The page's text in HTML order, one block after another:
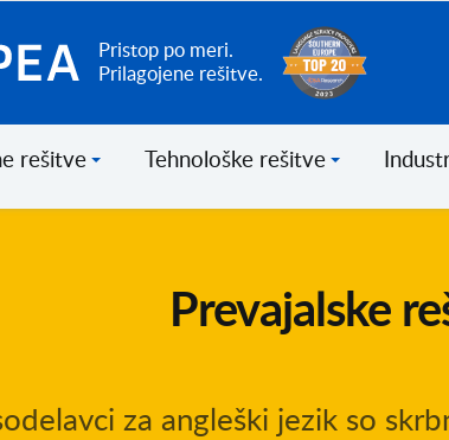
Ciklopea
Pristop po meri.
Prilagojene rešitve.
rešitve Tehnološke rešitve
Prevajalske
za angleški jezik so